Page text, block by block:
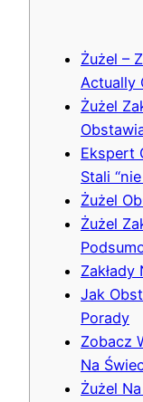
Żużel –
Actually
Żużel
Ekspert
Stali
Żużel
Żużel
Zakłady
Jak
Porady
Zobacz
Na
Żużel